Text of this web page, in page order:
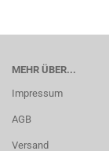
MEHR ÜBER...
Impressum
AGB
Versand